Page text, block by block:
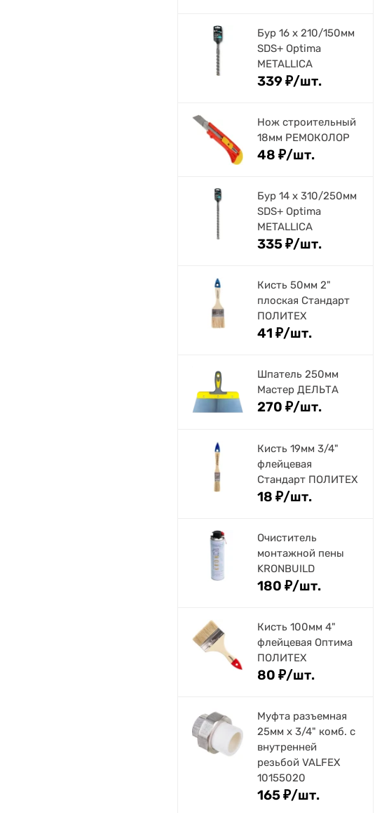
Бур 16 х 210/150мм
SDS+ Optima
METALLICA
339₽/шт.
Нож строительный
18мм РЕМОКОЛОР
48 ₽/шт.
Бур 14 х 310/250мм
SDS+ Optima
METALLICA
335₽/шт.
Кисть 50мм 2"
плоская Стандарт
ПОЛИТЕХ
41 ₽/шт.
Шпатель 250мм
Мастер ДЕЛЬТА
270 ₽/шт.
Кисть 19мм 3/4"
флейцевая
Стандарт ПОЛИТЕХ
18 ₽/шт.
Очиститель
монтажной пены
KRONBUILD
180 ₽/шт.
Кисть 100мм 4"
флейцевая Оптима
ПОЛИТЕХ
80 ₽/шт.
Муфта разъемная
25мм х 3/4" комб. с
внутренней
резьбой VALFEX
10155020
165₽/шт.